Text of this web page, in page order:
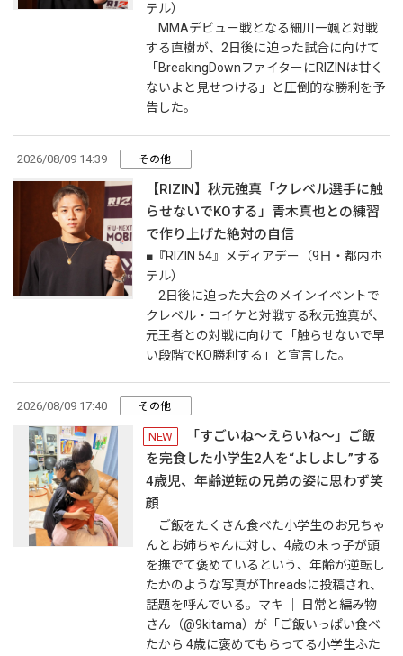
テル）
MMAデビュー戦となる細川一颯と対戦
する直樹が、2日後に迫った試合に向けて
「BreakingDownファイターにRIZINは甘く
ないよと見せつける」と圧倒的な勝利を予
告した。
2026/08/09 14:39 その他
【RIZIN】秋元強真「クレベル選手に触
らせないでKOする」青木真也との練習
で作り上げた絶対の自信
■『RIZIN.54』メディアデー（9日・都内ホ
テル）
2日後に迫った大会のメインイベントで
クレベル・コイケと対戦する秋元強真が、
元王者との対戦に向けて「触らせないで早
い段階でKO勝利する」と宣言した。
2026/08/09 17:40 その他
NEW
「すごいね〜えらいね〜」ご飯
を完食した小学生2人を“よしよし”する
4歳児、年齢逆転の兄弟の姿に思わず笑
顔
ご飯をたくさん食べた小学生のお兄ちゃ
んとお姉ちゃんに対し、4歳の末っ子が頭
を撫でて褒めているという、年齢が逆転し
たかのような写真がThreadsに投稿され、
話題を呼んでいる。マキ ｜ 日常と編み物
さん（@9kitama）が「ご飯いっぱい食べ
たから 4歳に褒めてもらってる小学生ふた